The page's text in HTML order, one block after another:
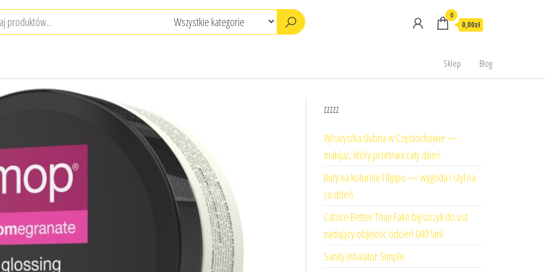
0
0,00zł
Sklep Blog
zzzzz
Wizażystka ślubna w Częstochowie —
makijaż, który przetrwa cały dzień
Buty na koturnie Filippo — wygoda i styl na
co dzień
Catrice Better Than Fake błyszczyk do ust
nadający objętość odcień 040 5ml
Sanity Inhalator Simple